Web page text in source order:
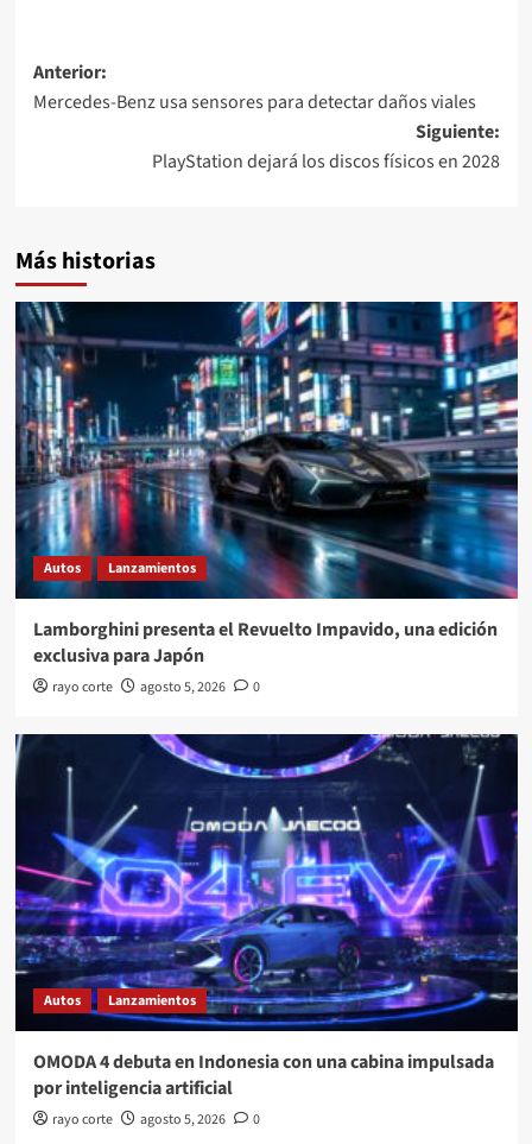
Navegación
de
entradas
Anterior:
Mercedes-Benz usa sensores para detectar daños viales
Siguiente:
PlayStation dejará los discos físicos en 2028
Más historias
Autos Lanzamientos
Lamborghini presenta el Revuelto Impavido, una edición
exclusiva para Japón
rayo corte agosto 5, 2026 0
Autos Lanzamientos
OMODA 4 debuta en Indonesia con una cabina impulsada
por inteligencia artificial
rayo corte agosto 5, 2026 0